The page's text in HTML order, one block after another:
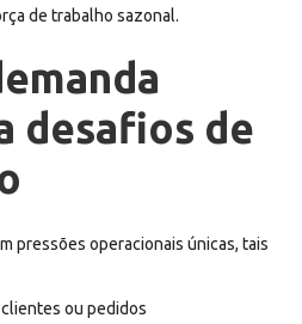
de trabalho sazonal.
desafios de
pressões operacionais únicas, tais
ou pedidos